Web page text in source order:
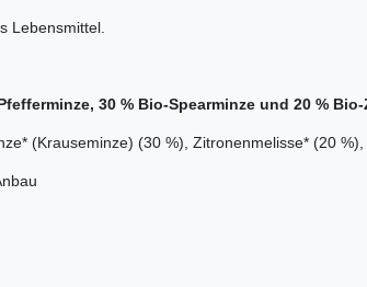
Lebensmittel.
30 % Bio-Spearminze und 20 %
(Krauseminze) (30 %), Zitronenmelisse* (20